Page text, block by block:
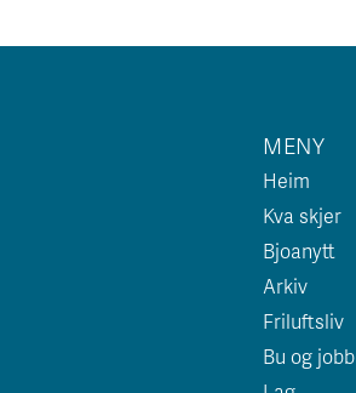
MENY
Heim
Kva skjer
Bjoanytt
Arkiv
Friluftsliv
Bu og jobb